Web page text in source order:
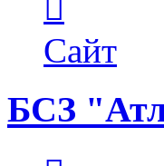
пользователя
Елена
ПластЭксперт
Сайт
БСЗ